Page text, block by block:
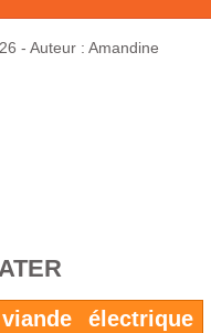
- Auteur : Amandine
électrique